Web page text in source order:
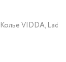
Колье VIDDA,